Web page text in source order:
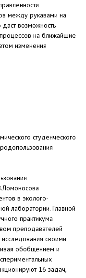
между рукавами на
возможность
на ближайшие
изменения
студенческого
в эколого-
лаборатории. Главной
практикума
преподавателей
своими
обобщением и
16 задач,